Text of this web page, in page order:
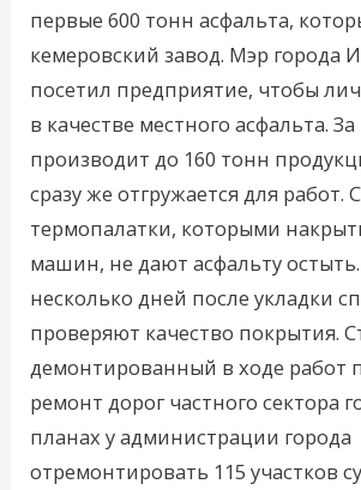
первые 600 тонн асфальта,
кемеровский завод. Мэр города
посетил предприятие, чтобы
в качестве местного асфальта. За
производит до 160 тонн
сразу же отгружается для работ.
термопалатки, которыми
машин, не дают асфальту остыть.
несколько дней после укладки
проверяют качество покрытия.
демонтированный в ходе работ
ремонт дорог частного сектора
планах у администрации города
отремонтировать 115 участков